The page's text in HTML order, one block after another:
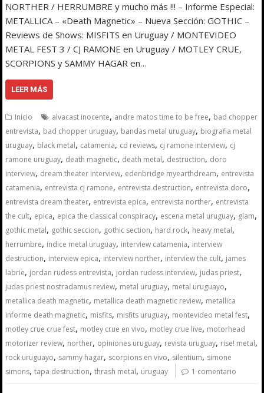
NORTHER / HERRUMBRE y mucho más !!! – Informe Especial:
METALLICA – «Death Magnetic» – Nueva Sección: GOTHIC –
Reviews de Shows: MISFITS en Uruguay / MONTEVIDEO
METAL FEST 3 / CJ RAMONE en Uruguay / MOTLEY CRUE,
SCORPIONS y SAMMY HAGAR en…
LEER MÁS
Inicio alvacast inocente, andre matos time to be free, bad chopper
entrevista, bad chopper uruguay, bandas metal uruguay, biografia metal
uruguay, black metal, catamenia, cd reviews, cj ramone interview, cj
ramone uruguay, death magnetic, death metal, destruction, doro
interview, dream theater interview, edenbridge myearthdream, entrevista
catamenia, entrevista cj ramone, entrevista destruction, entrevista doro,
entrevista dream theater, entrevista epica, entrevista norther, entrevista
the cult, epica, epica the classical conspiracy, escena metal uruguay, glam,
gothic metal, gothic seccion, gothic section, hard rock, heavy metal,
herrumbre, indice metal uruguay, interview catamenia, interview
destruction, interview epica, interview norther, interview the cult, james
labrie, jordan rudess entrevista, jordan rudess interview, judas priest,
judas priest nostradamus review, metal uruguay, metal uruguayo,
metallica death magnetic, metallica death magnetic review, metallica
informe death magnetic, misfits, misfits uruguay, montevideo metal fest,
motley crue crue fest, motley crue en vivo, motley crue live, motorhead
motorizer review, norther, opiniones uruguay, revista uruguay, rise! metal,
rock uruguayo, sammy hagar, scorpions en vivo, silentium, simone
simons,tapa destruction,thrash metal, uruguay 1 comentario